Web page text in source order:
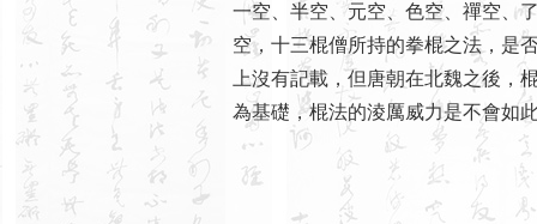
一空、半空、元空、色空、禪空、
空，十三棍僧所持的拳棍之法，是
上沒有記載，但唐朝在北魏之後，
為基礎，棍法的淩厲威力是不會如